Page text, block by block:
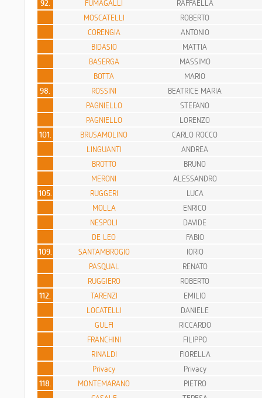
92. FUMAGALLI
RAFFAELLA
MOSCATELLI
ROBERTO
CORENGIA
ANTONIO
BIDASIO
MATTIA
BASERGA
MASSIMO
BOTTA
MARIO
98.
ROSSINI
BEATRICE MARIA
PAGNIELLO
STEFANO
PAGNIELLO
LORENZO
101.
BRUSAMOLINO
CARLO ROCCO
LINGUANTI
ANDREA
BROTTO
BRUNO
MERONI
ALESSANDRO
105.
RUGGERI
LUCA
MOLLA
ENRICO
NESPOLI
DAVIDE
DE LEO
FABIO
109.
SANTAMBROGIO
IORIO
PASQUAL
RENATO
RUGGIERO
ROBERTO
112.
TARENZI
EMILIO
LOCATELLI
DANIELE
GULFI
RICCARDO
FRANCHINI
FILIPPO
RINALDI
FIORELLA
Privacy
Privacy
118.
MONTEMARANO
PIETRO